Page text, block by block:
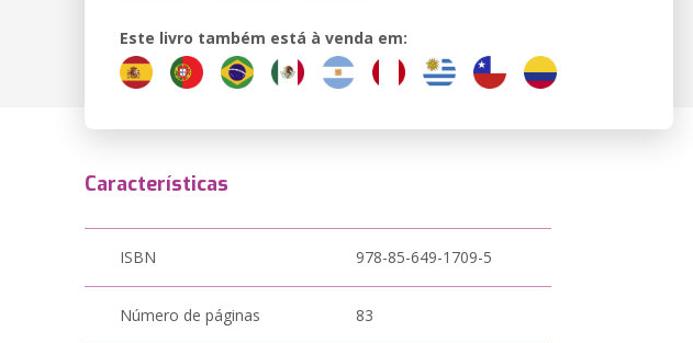
Este livro também está à venda em:
Características
ISBN 978-85-649-1709-5
Número de páginas 83